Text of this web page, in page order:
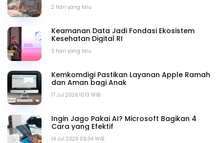
2 hari yang lalu
3 hari yang lalu
Keamanan Data Jadi Fondasi Ekosistem
Kesehatan Digital RI
17 Jul 2026 10.13 WIB
Kemkomdigi Pastikan Layanan Apple Ramah
dan Aman bagi Anak
14 Jul 2026 09.34 WIB
Ingin Jago Pakai AI? Microsoft Bagikan 4
Cara yang Efektif